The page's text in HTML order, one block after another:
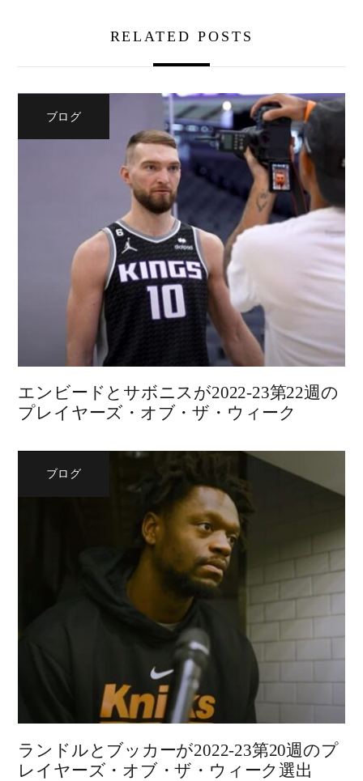
RELATED POSTS
ブログ
エンビードとサボニスが2022-23第22週の
プレイヤーズ・オブ・ザ・ウィーク
ブログ
ランドルとブッカーが2022-23第20週のプ
レイヤーズ・オブ・ザ・ウィーク選出